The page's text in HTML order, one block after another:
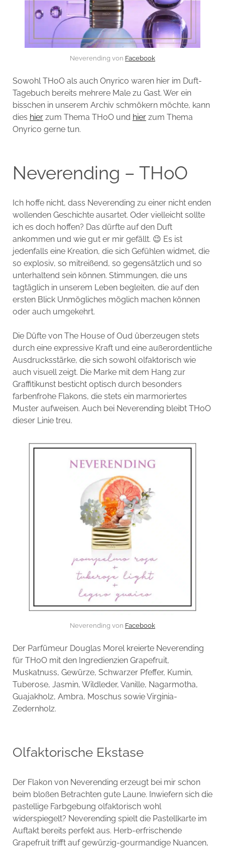
Neverending von Facebook
Sowohl THoO als auch Onyrico waren hier im Duft-
Tagebuch bereits mehrere Male zu Gast. Wer ein
bisschen in unserem Archiv schmökern möchte, kann
dies hierzum Thema THoO und hierzum Thema
Onyrico gerne tun.
Neverending – THoO
Ich hoffe nicht, dass Neverending zu einer nicht enden
wollenden Geschichte ausartet. Oder vielleicht sollte
ich es doch hoffen? Das dürfte auf den Duft
ankommen und wie gut er mir gefällt. 😉 Es ist
jedenfalls eine Kreation, die sich Gefühlen widmet, die
so explosiv, so mitreißend, so gegensätzlich und so
unterhaltend sein können. Stimmungen, die uns
tagtäglich in unserem Leben begleiten, die auf den
ersten Blick Unmögliches möglich machen können
oder auch umgekehrt.
Die Düfte von The House of Oud überzeugen stets
durch eine expressive Kraft und eine außerordentliche
Ausdrucksstärke, die sich sowohl olfaktorisch wie
auch visuell zeigt. Die Marke mit dem Hang zur
Graffitikunst besticht optisch durch besonders
farbenfrohe Flakons, die stets ein marmoriertes
Muster aufweisen. Auch bei Neverending bleibt THoO
dieser Linie treu.
Neverending von Facebook
Der Parfümeur Douglas Morel kreierte Neverending
für THoO mit den Ingredienzien Grapefruit,
Muskatnuss, Gewürze, Schwarzer Pfeffer, Kumin,
Tuberose, Jasmin, Wildleder, Vanille, Nagarmotha,
Guajakholz, Ambra, Moschus sowie Virginia-
Zedernholz.
Olfaktorische Ekstase
Der Flakon von Neverending erzeugt bei mir schon
beim bloßen Betrachten gute Laune. Inwiefern sich die
pastellige Farbgebung olfaktorisch wohl
widerspiegelt? Neverending spielt die Pastellkarte im
Auftakt bereits perfekt aus. Herb-erfrischende
Grapefruit trifft auf gewürzig-gourmandige Nuancen,